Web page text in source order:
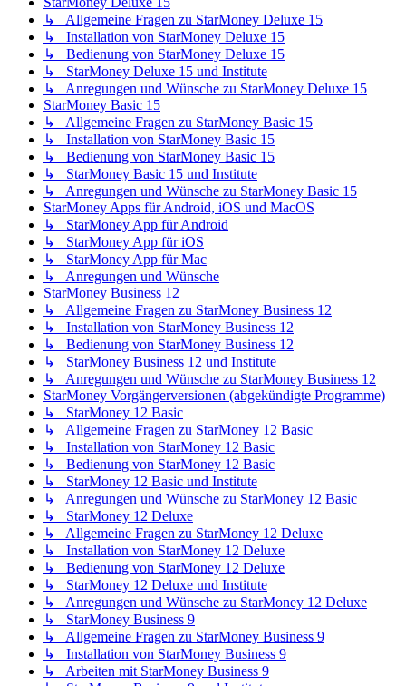
↳ Allgemeine Fragen zu StarMoney Deluxe 15
↳ Installation von StarMoney Deluxe 15
↳ Bedienung von StarMoney Deluxe 15
↳ StarMoney Deluxe 15 und Institute
↳ Anregungen und Wünsche zu StarMoney Deluxe 15
StarMoney Basic 15
↳ Allgemeine Fragen zu StarMoney Basic 15
↳ Installation von StarMoney Basic 15
↳ Bedienung von StarMoney Basic 15
↳ StarMoney Basic 15 und Institute
↳ Anregungen und Wünsche zu StarMoney Basic 15
StarMoney Apps für Android, iOS und MacOS
↳ StarMoney App für Android
↳ StarMoney App für iOS
↳ StarMoney App für Mac
↳ Anregungen und Wünsche
StarMoney Business 12
↳ Allgemeine Fragen zu StarMoney Business 12
↳ Installation von StarMoney Business 12
↳ Bedienung von StarMoney Business 12
↳ StarMoney Business 12 und Institute
↳ Anregungen und Wünsche zu StarMoney Business 12
StarMoney Vorgängerversionen (abgekündigte Programme)
↳ StarMoney 12 Basic
↳ Allgemeine Fragen zu StarMoney 12 Basic
↳ Installation von StarMoney 12 Basic
↳ Bedienung von StarMoney 12 Basic
↳ StarMoney 12 Basic und Institute
↳ Anregungen und Wünsche zu StarMoney 12 Basic
↳ StarMoney 12 Deluxe
↳ Allgemeine Fragen zu StarMoney 12 Deluxe
↳ Installation von StarMoney 12 Deluxe
↳ Bedienung von StarMoney 12 Deluxe
↳ StarMoney 12 Deluxe und Institute
↳ Anregungen und Wünsche zu StarMoney 12 Deluxe
↳ StarMoney Business 9
↳ Allgemeine Fragen zu StarMoney Business 9
↳ Installation von StarMoney Business 9
↳ Arbeiten mit StarMoney Business 9